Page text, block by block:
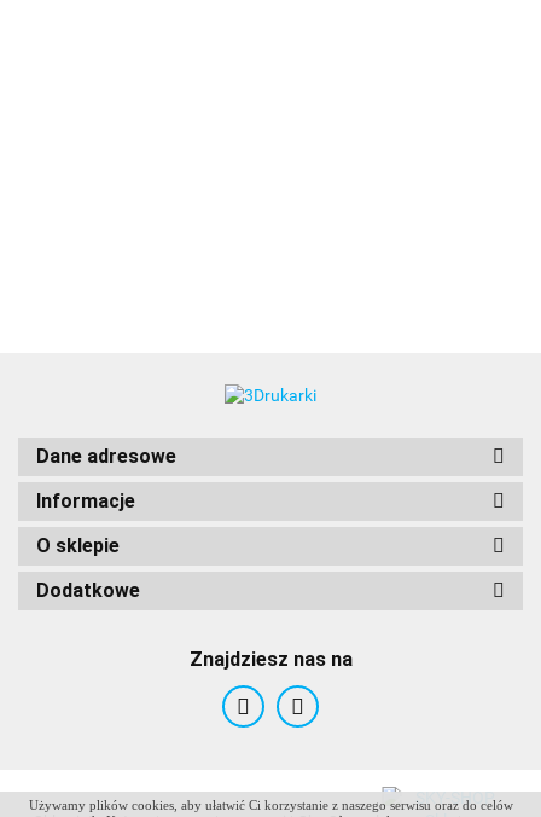
Używamy plików cookies, aby ułatwić Ci korzystanie z naszego serwisu oraz do celów
Dane adresowe
Informacje
O sklepie
Dodatkowe
Znajdziesz nas na